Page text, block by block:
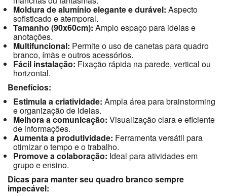
Moldura de alumínio elegante e durável: Aspecto
sofisticado e atemporal.
Tamanho (90x60cm): Amplo espaço para ideias e
anotações.
Multifuncional: Permite o uso de canetas para quadro
branco, ímãs e outros acessórios.
Fácil instalação: Fixação rápida na parede, vertical ou
horizontal.
Benefícios:
Estimula a criatividade: Ampla área para brainstorming
e organização de ideias.
Melhora a comunicação: Visualização clara e eficiente
de informações.
Aumenta a produtividade: Ferramenta versátil para
otimizar o tempo e o trabalho.
Promove a colaboração: Ideal para atividades em
grupo e ensino.
Dicas para manter seu quadro branco sempre
impecável: